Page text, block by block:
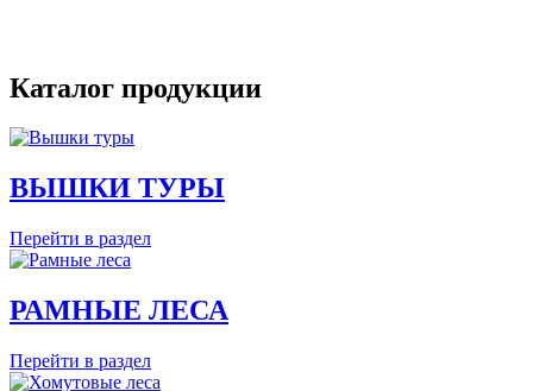
Каталог продукции
ВЫШКИ ТУРЫ
Перейти в раздел
РАМНЫЕ ЛЕСА
Перейти в раздел